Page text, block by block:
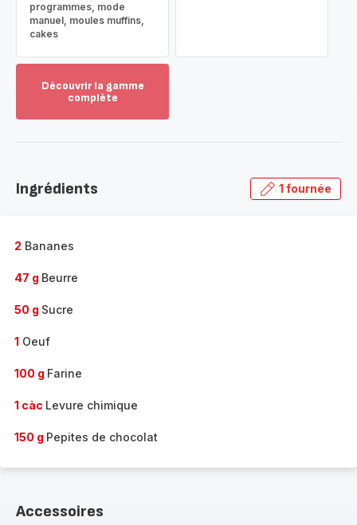
programmes, mode
manuel, moules muffins,
cakes
Découvrir la gamme
complète
gamme
Ingrédients 1 fournée
2 Bananes
47 g Beurre
50 g Sucre
1 Oeuf
100 g Farine
1 càc Levure chimique
150 g Pepites de chocolat
Accessoires